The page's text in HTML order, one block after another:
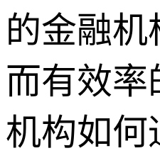
的金融
而有效率
机构如何